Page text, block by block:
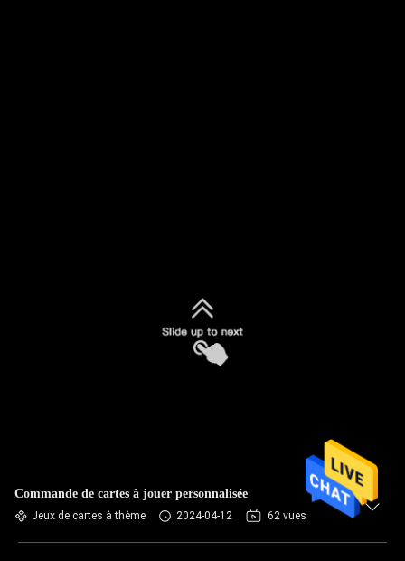
Commande de cartes à jouer personnalisée
Jeux de cartes à thème 2024-04-12 62 vues